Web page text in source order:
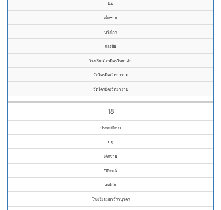
ม.๒
เด็กชาย
ปวีณ์กร
กองชัย
โรงเรียนไตรมิตรวิทยาลัย
วัดไตรมิตรวิทยาราม
วัดไตรมิตรวิทยาราม
18
ประถมศึกษา
ป.๖
เด็กชาย
ปิติกรณ์
สดไสย
โรงเรียนมหาวีรานุวัตร